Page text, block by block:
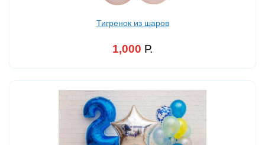
Тигренок из шаров
1,000 Р.